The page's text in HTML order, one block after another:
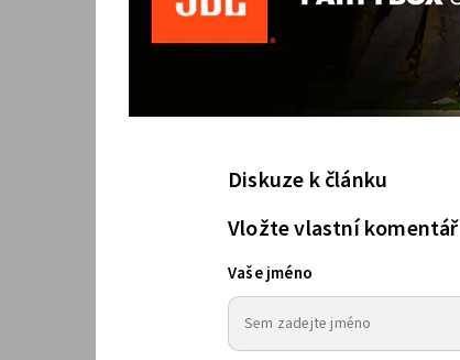
Diskuze k článku
Vložte vlastní komentář
Vaše jméno